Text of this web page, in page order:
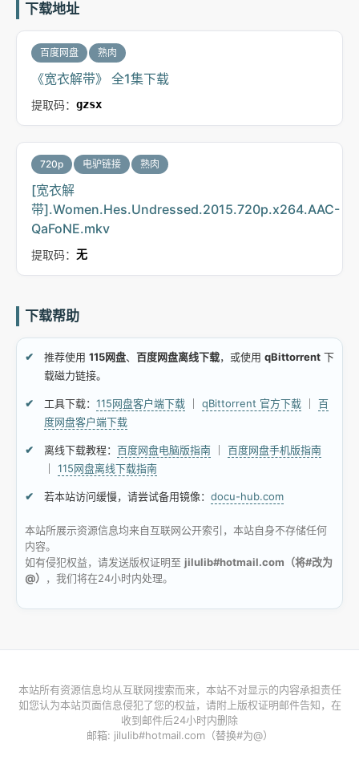
下载地址
百度网盘 熟肉
《宽衣解带》 全1集下载
提取码： gzsx
720p 电驴链接 熟肉
[宽衣解
带].Women.Hes.Undressed.2015.720p.x264.AAC-
QaFoNE.mkv
提取码： 无
下载帮助
推荐使用 115网盘、 百度网盘离线下载，或使用 qBittorrent 下
载磁力链接。
工具下载： 115网盘客户端下载 qBittorrent 官方下载
百
度网盘客户端下载
离线下载教程： 百度网盘电脑版指南
百度网盘手机版指南
115网盘离线下载指南
若本站访问缓慢，请尝试备用镜像： docu-hub.com
本站所展示资源信息均来自互联网公开索引，本站自身不存储任何
内容。
如有侵犯权益，请发送版权证明至 jilulib#hotmail.com（将#改为
@）
，我们将在24小时内处理。
本站所有资源信息均从互联网搜索而来，本站不对显示的内容承担责任
如您认为本站页面信息侵犯了您的权益，请附上版权证明邮件告知，在
收到邮件后24小时内删除
邮箱: jilulib#hotmail.com（替换#为@）